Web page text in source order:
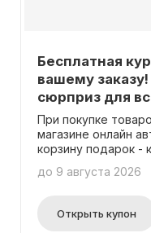
Бесплатная
вашему
сюрприз для
При покупке
магазине онлайн
корзину подарок -
из списка
данного
до 9 августа 2026
Открыть купон